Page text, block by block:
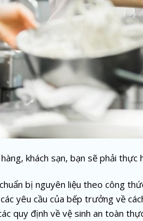
khách sạn, bạn sẽ phải thực
bị nguyên liệu theo công
yêu cầu của bếp trưởng về
quy định về vệ sinh an toàn